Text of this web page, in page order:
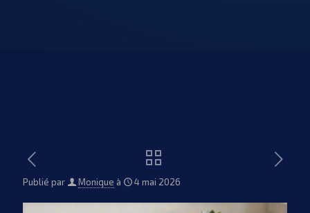
Publié par Monique à 4 mai 2026